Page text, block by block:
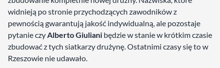
widnieją po stronie przychodzących zawodników z
pewnością gwarantują jakość indywidualną, ale pozostaje
pytanie czyAlberto Giuliani będzie w stanie w krótkim czasie
zbudować z tych siatkarzy drużynę. Ostatnimi czasy się to w
Rzeszowie nie udawało.